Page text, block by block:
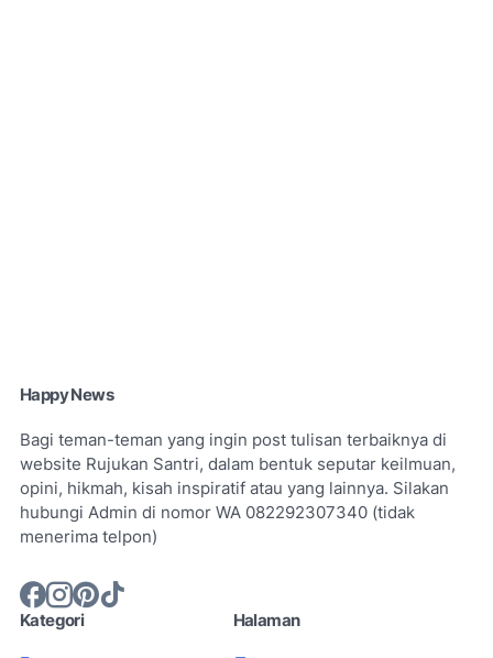
Happy News
Bagi teman-teman yang ingin post tulisan terbaiknya di
website Rujukan Santri, dalam bentuk seputar keilmuan,
opini, hikmah, kisah inspiratif atau yang lainnya. Silakan
hubungi Admin di nomor WA 082292307340 (tidak
menerima telpon)
Kategori Halaman